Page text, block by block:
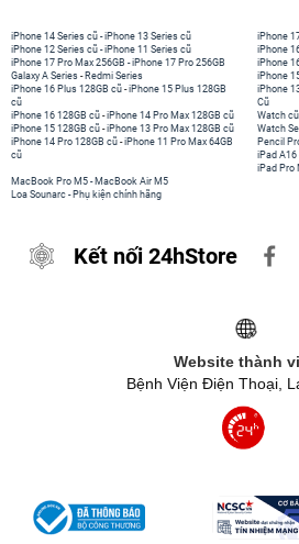
iPhone 14 Series cũ -iPhone 13 Series cũ
iPhone 12 Series cũ -iPhone 11 Series cũ
iPhone 17 Pro Max 256GB -iPhone 17 Pro 256GB
Galaxy A Series - Redmi Series
iPhone
iPhone
iPhone
iPhone
iPhone 16 Plus 128GB cũ -iPhone 15 Plus 128GB
cũ
iPhone 16 128GB cũ -iPhone 14 Pro Max 128GB cũ
iPhone 15 128GB cũ -iPhone 13 Pro Max 128GB cũ
iPhone 14 Pro 128GB cũ -iPhone 11 Pro Max 64GB
cũ
iPhone
Cũ
Watch cũ
Watch
Pencil
iPad A16
iPad Pro
MacBook Pro M5 - MacBook Air M5
Loa Sounarc - Phụ kiện chính hãng
Kết nối 24hStore
Website thành
Bệnh Viện Điện Thoại,